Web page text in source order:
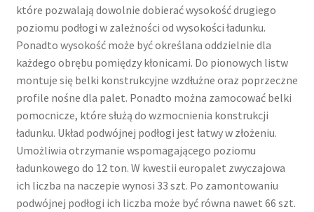
które pozwalają dowolnie dobierać wysokość drugiego
poziomu podłogi w zależności od wysokości ładunku.
Ponadto wysokość może być określana oddzielnie dla
każdego obrębu pomiędzy kłonicami. Do pionowych listw
montuje się belki konstrukcyjne wzdłużne oraz poprzeczne
profile nośne dla palet. Ponadto można zamocować belki
pomocnicze, które służą do wzmocnienia konstrukcji
ładunku. Układ podwójnej podłogi jest łatwy w złożeniu.
Umożliwia otrzymanie wspomagającego poziomu
ładunkowego do 12 ton. W kwestii europalet zwyczajowa
ich liczba na naczepie wynosi 33 szt. Po zamontowaniu
podwójnej podłogi ich liczba może być równa nawet 66 szt.